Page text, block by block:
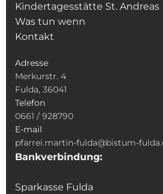
Kindertagesstätte St. Andreas
Was tun wenn
Kontakt
Adresse
Merkurstr. 4
Fulda, 36041
Telefon
0661 / 928790
E-mail
pfarrei.martin-fulda@bistum-
Bankverbindung:
Sparkasse Fulda